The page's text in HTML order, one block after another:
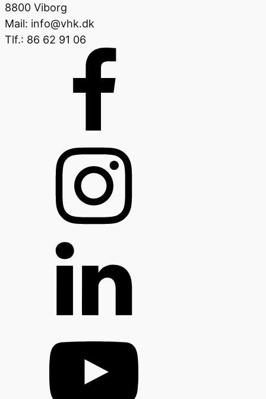
8800 Viborg
Mail: info@vhk.dk
Tlf.: 86 62 91 06